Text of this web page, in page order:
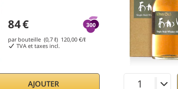
84€
par bouteille (0,7 ℓ) 120,00 €/ℓ
TVA et taxes incl.
AJOUTER